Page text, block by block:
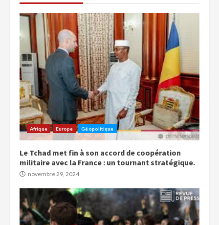
Afrique Europe Géopolitique
Le Tchad met fin à son accord de coopération
militaire avec la France : un tournant stratégique.
novembre 29, 2024